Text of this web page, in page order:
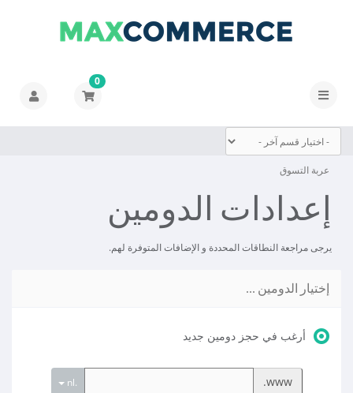
تبديل
0
عربة التسوق
إعدادات الدومين
يرجى مراجعة النطاقات المحددة و الإضافات المتوفرة لهم.
إختيار الدومين ...
أرغب في حجز دومين جديد
www.
.nl